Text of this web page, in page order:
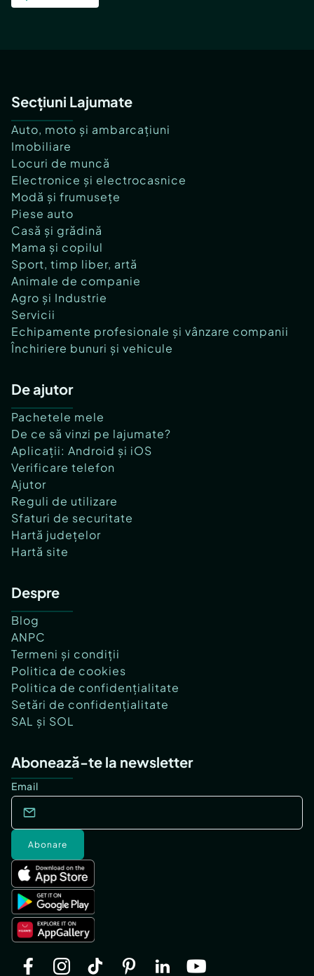
Secțiuni Lajumate
Auto, moto și ambarcațiuni
Imobiliare
Locuri de muncă
Electronice și electrocasnice
Modă și frumusețe
Piese auto
Casă și grădină
Mama și copilul
Sport, timp liber, artă
Animale de companie
Agro și Industrie
Servicii
Echipamente profesionale și vânzare companii
Închiriere bunuri și vehicule
De ajutor
Pachetele mele
De ce să vinzi pe lajumate?
Aplicații: Android și iOS
Verificare telefon
Ajutor
Reguli de utilizare
Sfaturi de securitate
Hartă județelor
Hartă site
Despre
Blog
ANPC
Termeni și condiții
Politica de cookies
Politica de confidențialitate
Setări de confidențialitate
SAL și SOL
Abonează-te la newsletter
Email
Abonare